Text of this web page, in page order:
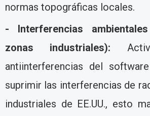
normas topográficas locales.
- Interferencias
zonas industriales):
antiinterferencias del
suprimir las interferencias de
industriales de EE.UU., esto